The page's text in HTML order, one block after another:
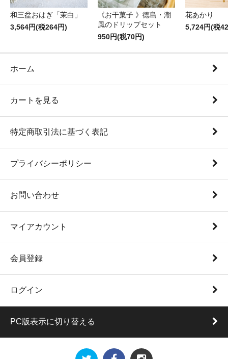
和三盆おはぎ「茉白」
3,564円(税264円)
《お干菓子 》徳島・潮
風のドリップセット
950円(税70円)
花あかり
5,724円(税
ホーム
カートを見る
特定商取引法に基づく表記
プライバシーポリシー
お問い合わせ
マイアカウント
会員登録
ログイン
PC版表示に切り替える